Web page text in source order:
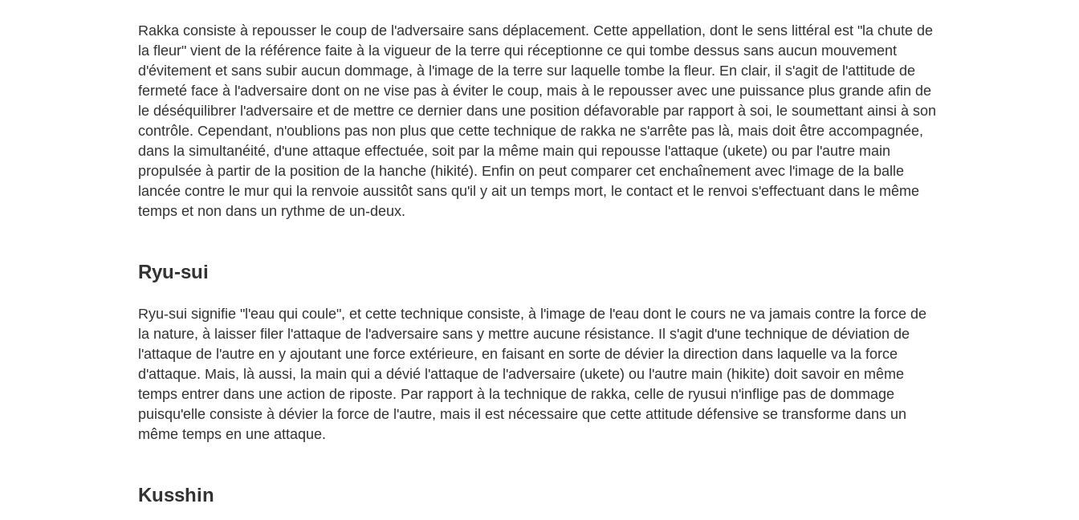
Rakka consiste à repousser le coup de l'adversaire sans déplacement. Cette appellation, dont le sens littéral est "la chute de
la fleur" vient de la référence faite à la vigueur de la terre qui réceptionne ce qui tombe dessus sans aucun mouvement
d'évitement et sans subir aucun dommage, à l'image de la terre sur laquelle tombe la fleur. En clair, il s'agit de l'attitude de
fermeté face à l'adversaire dont on ne vise pas à éviter le coup, mais à le repousser avec une puissance plus grande afin de
le déséquilibrer l'adversaire et de mettre ce dernier dans une position défavorable par rapport à soi, le soumettant ainsi à son
contrôle. Cependant, n'oublions pas non plus que cette technique de rakka ne s'arrête pas là, mais doit être accompagnée,
dans la simultanéité, d'une attaque effectuée, soit par la même main qui repousse l'attaque (ukete) ou par l'autre main
propulsée à partir de la position de la hanche (hikité). Enfin on peut comparer cet enchaînement avec l'image de la balle
lancée contre le mur qui la renvoie aussitôt sans qu'il y ait un temps mort, le contact et le renvoi s'effectuant dans le même
temps et non dans un rythme de un-deux.
Ryu-sui
Ryu-sui signifie "l'eau qui coule", et cette technique consiste, à l'image de l'eau dont le cours ne va jamais contre la force de
la nature, à laisser filer l'attaque de l'adversaire sans y mettre aucune résistance. Il s'agit d'une technique de déviation de
l'attaque de l'autre en y ajoutant une force extérieure, en faisant en sorte de dévier la direction dans laquelle va la force
d'attaque. Mais, là aussi, la main qui a dévié l'attaque de l'adversaire (ukete) ou l'autre main (hikite) doit savoir en même
temps entrer dans une action de riposte. Par rapport à la technique de rakka, celle de ryusui n'inflige pas de dommage
puisqu'elle consiste à dévier la force de l'autre, mais il est nécessaire que cette attitude défensive se transforme dans un
même temps en une attaque.
Kusshin